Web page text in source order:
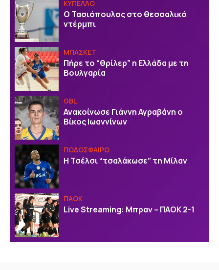
ΚΥΠΕΛΛΟ
Ο Τασιόπουλος στο θεσσαλικό
ντέρμπι
ΜΠΑΣΚΕΤ
Πήρε το “θρίλερ” η Ελλάδα με τη
Βουλγαρία
GBL
Ανακοίνωσε Γιάννη Αγραβάνη ο
Βίκος Ιωαννίνων
ΠΟΔΟΣΦΑΙΡΟ
Η Τσέλσι “τσαλάκωσε” τη Μίλαν
ΠΑΟΚ
Live Streaming: Μπραν – ΠΑΟΚ 2-1